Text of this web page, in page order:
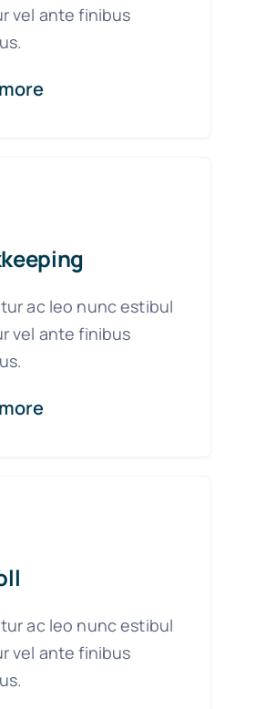
vel ante finibus
ac leo nunc estibul
vel ante finibus
ac leo nunc estibul
vel ante finibus